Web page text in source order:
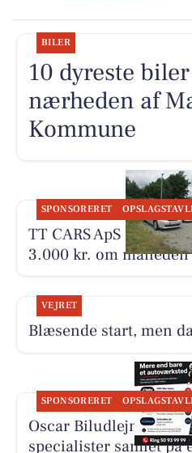
BILER
10 dyreste
nærheden af
Kommune
SPONSORERET
TT CARS ApS udlejer
3.000 kr. om
VEJRET
Blæsende start, men
SPONSORERET
Oscar Biludlejning
specialister samlet på